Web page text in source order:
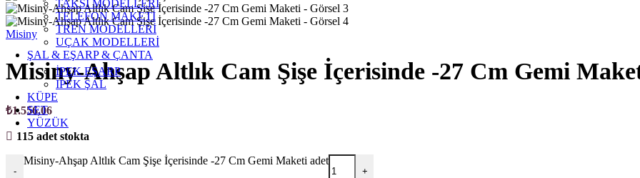
TAKSİ MODELLERİ
TELEFON MAKETİ
TREN MODELLERİ
UÇAK MODELLERİ
ŞAL & EŞARP & ÇANTA
İPEK EŞARP
İPEK ŞAL
KÜPE
SET
YÜZÜK
Misiny
Misiny-Ahşap Altlık Cam Şişe İçerisinde -27 Cm Gemi
₺1.556,06
115 adet stokta
-
Misiny-Ahşap Altlık Cam Şişe İçerisinde -27 Cm Gemi Maketi adet
+